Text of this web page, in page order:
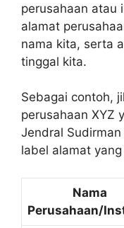
perusahaan atau
alamat
nama kita, serta
tinggal kita.
Sebagai contoh,
perusahaan XYZ
Jendral
label alamat
Nama
Perusahaan/